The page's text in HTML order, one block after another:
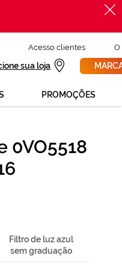
Acesso clientes O
sua loja
PROMOÇÕES
PROCURAR
0VO5518
Filtro de luz azul
sem graduação